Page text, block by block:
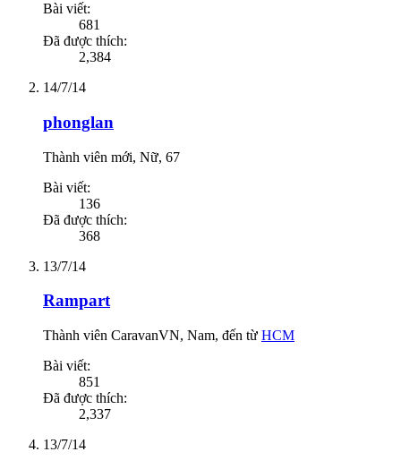
Bài viết:
681
Đã được thích:
2,384
14/7/14
phonglan
Thành viên mới, Nữ, 67
Bài viết:
136
Đã được thích:
368
13/7/14
Rampart
Thành viên CaravanVN, Nam, đến từ HCM
Bài viết:
851
Đã được thích:
2,337
13/7/14